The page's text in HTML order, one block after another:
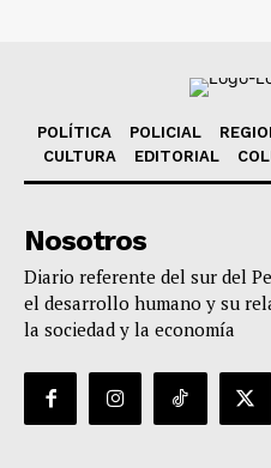
POLÍTICA POLICIAL
CULTURA
EDITORIAL
Nosotros
Diario referente del sur del
el desarrollo humano y su
la sociedad y la economía